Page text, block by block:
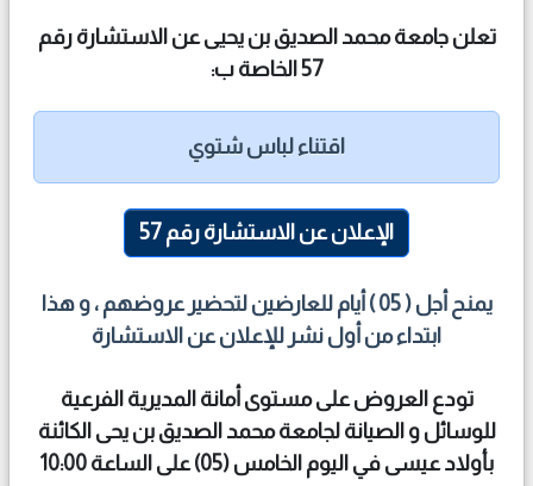
تعلن جامعة محمد الصديق بن يحيى عن الاستشارة رقم
57 الخاصة ب:
اقتناء لباس شتوي
الإعلان عن الاستشارة رقم 57
يمنح أجل ( 05 ) أيام للعارضين لتحضير عروضهم ، و هذا
ابتداء من أول نشر للإعلان عن الاستشارة
تودع العروض على مستوى أمانة المديرية الفرعية
للوسائل و الصيانة لجامعة محمد الصديق بن يحى الكائنة
بأولاد عيسى في اليوم الخامس (05) على الساعة 10:00